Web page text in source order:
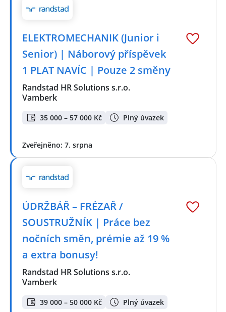
ELEKTROMECHANIK (Junior i
Senior) | Náborový příspěvek
1 PLAT NAVÍC | Pouze 2 směny
Randstad HR Solutions s.r.o.
Vamberk
35 000 – 57 000 Kč Plný úvazek
Zveřejněno: 7. srpna
ÚDRŽBÁŘ – FRÉZAŘ /
SOUSTRUŽNÍK | Práce bez
nočních směn, prémie až 19 %
a extra bonusy!
Randstad HR Solutions s.r.o.
Vamberk
39 000 – 50 000 Kč Plný úvazek